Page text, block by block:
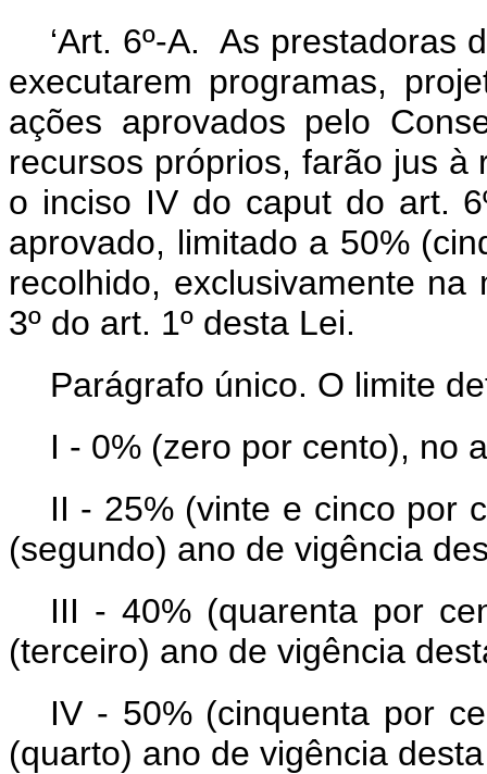
‘Art. 6º-A. As prestadoras
executarem programas,
ações aprovados pelo
recursos próprios, farão jus
o inciso IV do caput do art.
aprovado, limitado a 50%
recolhido, exclusivamente
3º do art. 1º desta Lei.
Parágrafo único. O limite
I - 0% (zero por cento), no
II - 25% (vinte e cinco por
(segundo) ano de vigência
III - 40% (quarenta por
(terceiro) ano de vigência
IV - 50% (cinquenta por
(quarto) ano de vigência desta